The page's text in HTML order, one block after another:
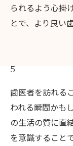
られるよう心掛
とで、より良い
5
歯医者を訪れる
われる瞬間かも
の生活の質に直
を意識すること